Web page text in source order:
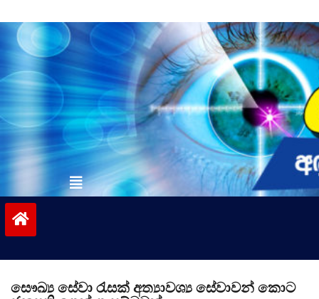
to
contentvinivida.lk
සෞඛ්‍ය සේවා රැසක් අත්‍යාවශ්‍ය සේවාවන් කොට